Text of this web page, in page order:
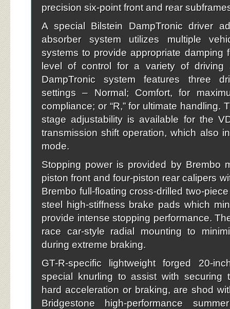
precision six-point front and rear
A special Bilstein DampTronic driver
absorber system utilizes multiple
systems to provide appropriate damping
level of control for a variety of driving
DampTronic system features three
settings – Normal; Comfort, for
compliance; or “R,” for ultimate handling.
stage adjustability is available for the
transmission shift operation, which also
mode.
Stopping power is provided by Brembo
piston front and four-piston rear calipers
Brembo full-floating cross-drilled two-
steel high-stiffness brake pads which
provide intense stopping performance.
race car-style radial mounting to
during extreme braking.
GT-R-specific lightweight forged 20-
special knurling to assist with securing
hard acceleration or braking, are shod
Bridgestone high-performance